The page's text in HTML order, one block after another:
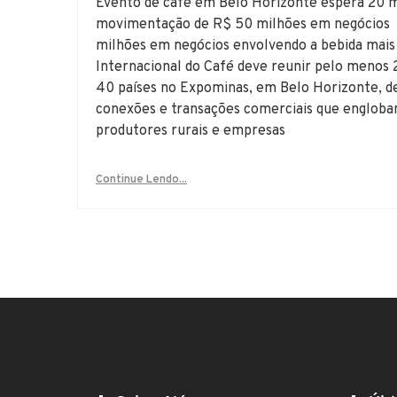
Evento de café em Belo Horizonte espera 20
movimentação de R$ 50 milhões em
milhões em negócios envolvendo a bebida
Internacional do Café deve reunir pelo
40 países no Expominas, em Belo Horizonte,
conexões e transações comerciais que
produtores rurais e empresas
Continue Lendo...